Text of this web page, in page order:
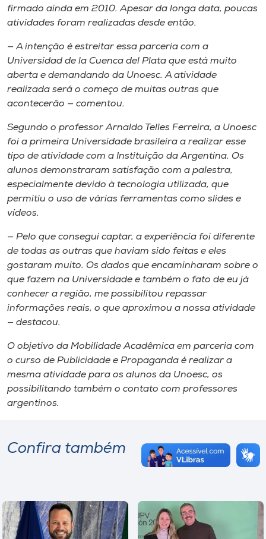
firmado ainda em 2010. Apesar da longa data, poucas
atividades foram realizadas desde então.
— A intenção é estreitar essa parceria com a
Universidad de la Cuenca del Plata que está muito
aberta e demandando da Unoesc. A atividade
realizada será o começo de muitas outras que
acontecerão — comentou.
Segundo o professor Arnaldo Telles Ferreira, a Unoesc
foi a primeira Universidade brasileira a realizar esse
tipo de atividade com a Instituição da Argentina. Os
alunos demonstraram satisfação com a palestra,
especialmente devido à tecnologia utilizada, que
permitiu o uso de várias ferramentas como slides e
vídeos.
— Pelo que consegui captar, a experiência foi diferente
de todas as outras que haviam sido feitas e eles
gostaram muito. Os dados que encaminharam sobre o
que fazem na Universidade e também o fato de eu já
conhecer a região, me possibilitou repassar
informações reais, o que aproximou a nossa atividade
— destacou.
O objetivo da Mobilidade Acadêmica em parceria com
o curso de Publicidade e Propaganda é realizar a
mesma atividade para os alunos da Unoesc, os
possibilitando também o contato com professores
argentinos.
Confira também